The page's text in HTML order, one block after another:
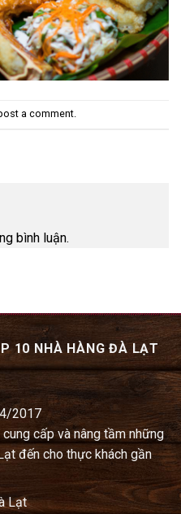
a comment.
bình luận.
10 NHÀ HÀNG ĐÀ LẠT
2017
cấp và nâng tầm những
đến cho thực khách gần
Lạt